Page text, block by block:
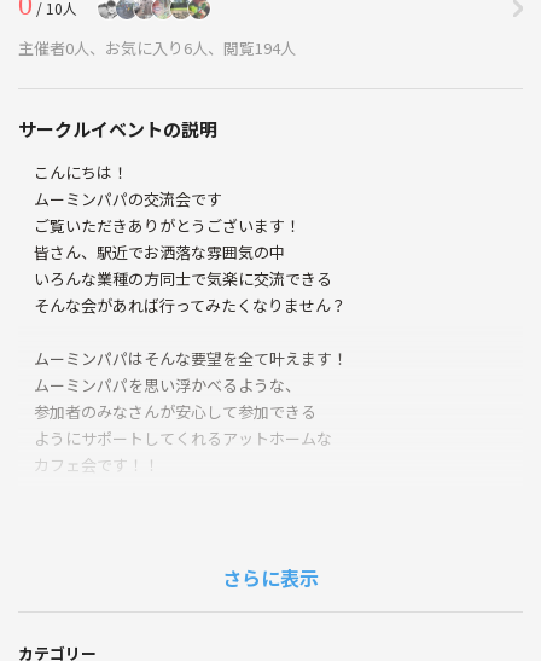
/ 10人
主催者0人、お気に入り6人、閲覧194人
サークルイベントの説明
こんにちは！
ムーミンパパの交流会です
ご覧いただきありがとうございます！
皆さん、駅近でお洒落な雰囲気の中
いろんな業種の方同士で気楽に交流できる
そんな会があれば行ってみたくなりません？
ムーミンパパはそんな要望を全て叶えます！
ムーミンパパを思い浮かべるような、
参加者のみなさんが安心して参加できる
ようにサポートしてくれるアットホームな
カフェ会です！！
これからどんどん新しい方と出会えるのを
さらに表示
カテゴリー